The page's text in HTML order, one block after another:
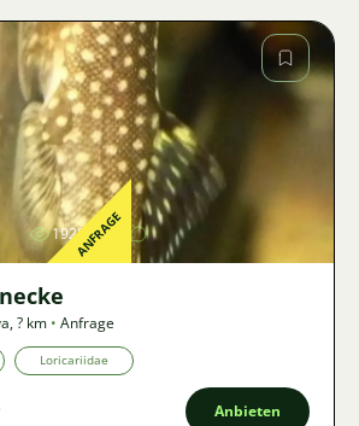
Bild
1928ANFRAGE
,? km • Anfrage
Loricariidae
Anbieten